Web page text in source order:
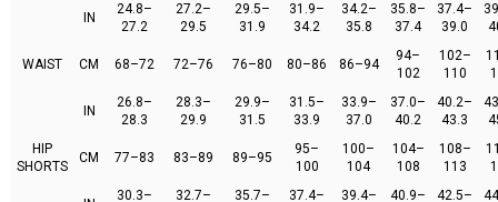
IN
24.8–
27.2
27.2–
29.5
29.5–
31.9
31.9–
34.2
34.2–
35.8
35.8–
37.4
37.4–
39.0
WAIST CM 68–72 72–76 76–80 80–86 86–94
94–
102
102–
110
IN
26.8–
28.3
28.3–
29.9
29.9–
31.5
31.5–
33.9
33.9–
37.0
37.0–
40.2
40.2–
43.3
HIP
SHORTS
CM 77–83 83–89 89–95
95–
100
100–
104
104–
108
108–
113
30.3– 32.7– 35.7– 37.4– 39.4– 40.9– 42.5–